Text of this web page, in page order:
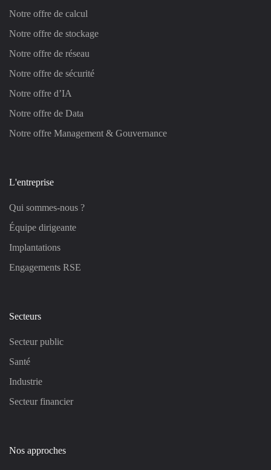
Notre offre de calcul
Notre offre de stockage
Notre offre de réseau
Notre offre de sécurité
Notre offre d’IA
Notre offre de Data
Notre offre Management & Gouvernance
L'entreprise
Qui sommes-nous ?
Équipe dirigeante
Implantations
Engagements RSE
Secteurs
Secteur public
Santé
Industrie
Secteur financier
Nos approches